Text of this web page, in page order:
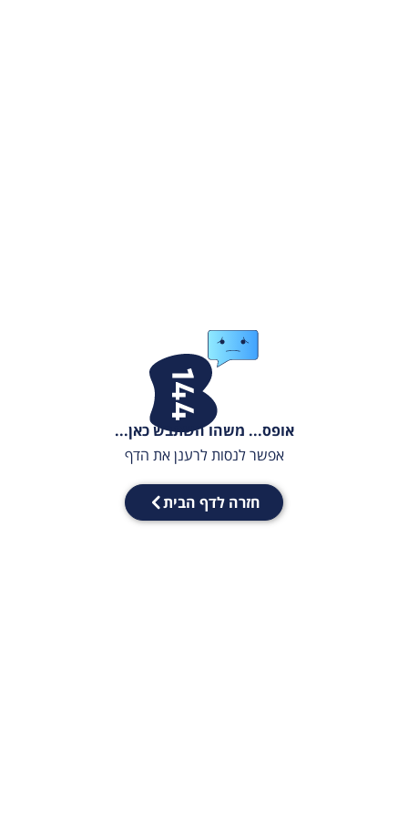
אופס... משהו השתבש כאן...
אפשר לנסות לרענן את הדף
חזרה לדף הבית